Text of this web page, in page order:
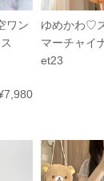
ワン
ス
ゆめかわ♡
マーチャイ
et23